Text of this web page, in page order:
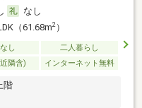
なし
（61.68m2）
し
二人暮らし
隣含) インターネット無料
階